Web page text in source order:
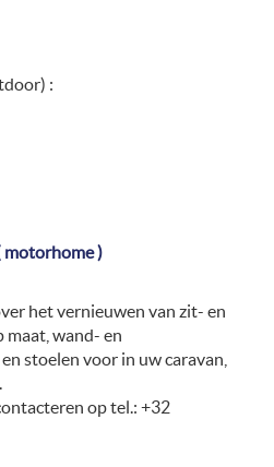
:
motorhome )
het vernieuwen van zit- en
maat, wand- en
stoelen voor in uw caravan,
op tel.: +32